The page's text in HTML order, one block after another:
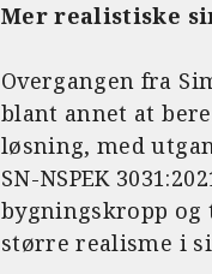
Mer realistiske
Overgangen fra
blant annet at
løsning, med
SN-NSPEK
bygningskropp og
større realisme i